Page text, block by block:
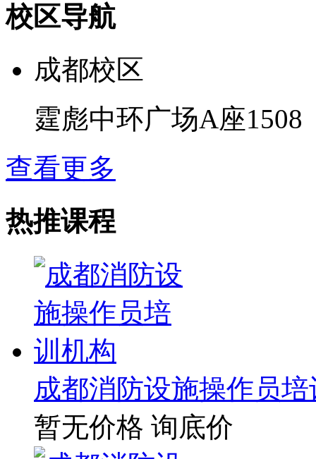
校区导航
成都校区
霆彪中环广场A座1508
查看更多
热推课程
成都消防设施操作员
暂无价格 询底价